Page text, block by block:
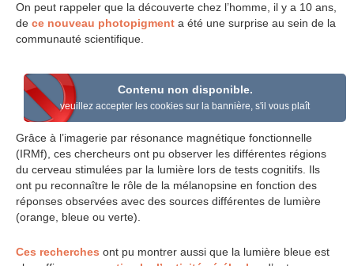
On peut rappeler que la découverte chez l’homme, il y a 10 ans,
de ce nouveau photopigment a été une surprise au sein de la
communauté scientifique.
Contenu non disponible.
veuillez accepter les cookies sur la bannière, s'il vous plaît
Grâce à l’imagerie par résonance magnétique fonctionnelle
(IRMf), ces chercheurs ont pu observer les différentes régions
du cerveau stimulées par la lumière lors de tests cognitifs. Ils
ont pu reconnaître le rôle de la mélanopsine en fonction des
réponses observées avec des sources différentes de lumière
(orange, bleue ou verte).
Ces recherches ont pu montrer aussi que la lumière bleue est